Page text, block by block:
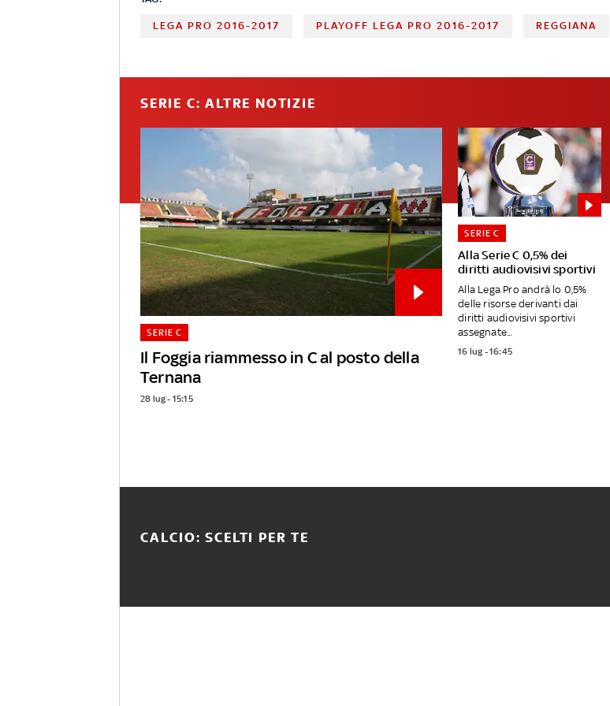
LEGA PRO 2016-2017 PLAYOFF LEGA PRO 2016-2017 REGGIANA
SERIE C: ALTRE NOTIZIE
Il Foggia riammesso in C al posto della
Ternana
SERIE C
28 lug - 15:15
Alla Serie C 0,5% dei
diritti audiovisivi sportivi
SERIE C
Alla Lega Pro andrà lo 0,5%
delle risorse derivanti dai
diritti audiovisivi sportivi
assegnate...
16 lug - 16:45
CALCIO: SCELTI PER TE